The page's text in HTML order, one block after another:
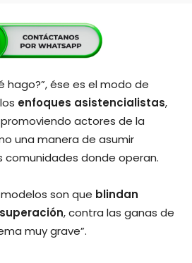
hago?”, ése es el modo de
enfoques asistencialistas,
actores de la
una manera de asumir
comunidades donde operan.
son que blindan
, contra las ganas de
muy grave”.